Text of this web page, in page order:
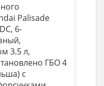
Palisade
6-
3.5 л,
ГБО 4
с